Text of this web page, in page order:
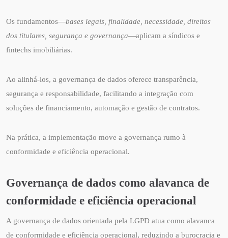
Os fundamentos—bases legais, finalidade, necessidade, direitos
dos titulares, segurança e governança—aplicam a síndicos e
fintechs imobiliárias.
Ao alinhá-los, a governança de dados oferece transparência,
segurança e responsabilidade, facilitando a integração com
soluções de financiamento, automação e gestão de contratos.
Na prática, a implementação move a governança rumo à
conformidade e eficiência operacional.
Governança de dados como alavanca de
conformidade e eficiência operacional
A governança de dados orientada pela LGPD atua como alavanca
de conformidade e eficiência operacional, reduzindo a burocracia e